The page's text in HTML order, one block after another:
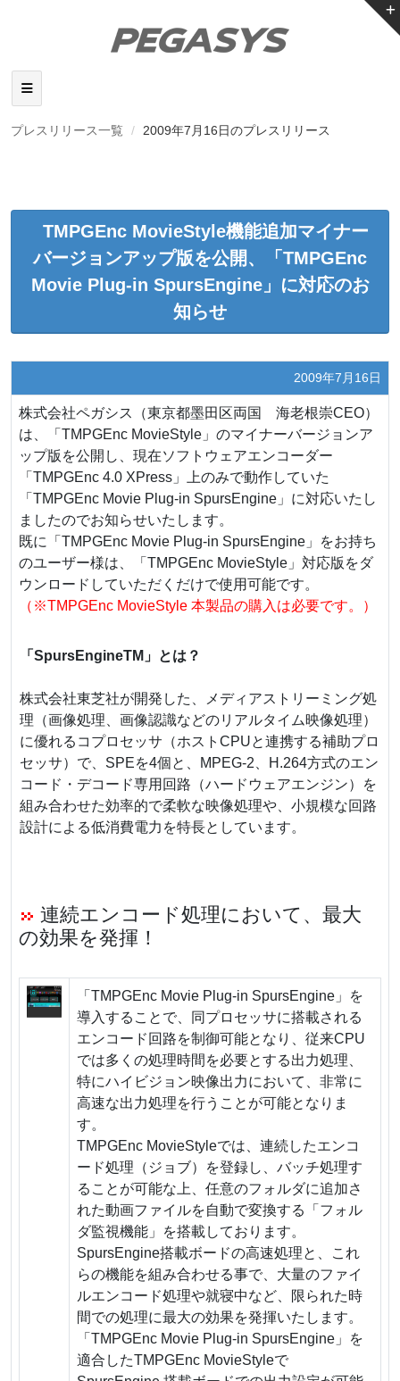
プレスリリース一覧 2009年7月16日のプレスリリース
TMPGEnc MovieStyle機能追加マイナー
バージョンアップ版を公開、「TMPGEnc
Movie Plug-in SpursEngine」に対応のお
知らせ
2009年7月16日
株式会社ペガシス（東京都墨田区両国 海老根崇CEO）
は、「TMPGEnc MovieStyle」のマイナーバージョンア
ップ版を公開し、現在ソフトウェアエンコーダー
「TMPGEnc 4.0 XPress」上のみで動作していた
「TMPGEnc Movie Plug-in SpursEngine」に対応いたし
ましたのでお知らせいたします。
既に「TMPGEnc Movie Plug-in SpursEngine」をお持ち
のユーザー様は、「TMPGEnc MovieStyle」対応版をダ
ウンロードしていただくだけで使用可能です。
（※TMPGEnc MovieStyle 本製品の購入は必要です。）
「SpursEngineTM」とは？
株式会社東芝社が開発した、メディアストリーミング処
理（画像処理、画像認識などのリアルタイム映像処理）
に優れるコプロセッサ（ホストCPUと連携する補助プロ
セッサ）で、SPEを4個と、MPEG-2、H.264方式のエン
コード・デコード専用回路（ハードウェアエンジン）を
組み合わせた効率的で柔軟な映像処理や、小規模な回路
設計による低消費電力を特長としています。
連続エンコード処理において、最大
の効果を発揮！
「TMPGEnc Movie Plug-in SpursEngine」を
導入することで、同プロセッサに搭載される
エンコード回路を制御可能となり、従来CPU
では多くの処理時間を必要とする出力処理、
特にハイビジョン映像出力において、非常に
高速な出力処理を行うことが可能となりま
す。
TMPGEnc MovieStyleでは、連続したエンコ
ード処理（ジョブ）を登録し、バッチ処理す
ることが可能な上、任意のフォルダに追加さ
れた動画ファイルを自動で変換する「フォル
ダ監視機能」を搭載しております。
SpursEngine搭載ボードの高速処理と、これ
らの機能を組み合わせる事で、大量のファイ
ルエンコード処理や就寝中など、限られた時
間での処理に最大の効果を発揮いたします。
「TMPGEnc Movie Plug-in SpursEngine」を
適合したTMPGEnc MovieStyleで